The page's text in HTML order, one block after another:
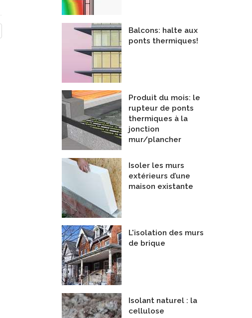
Balcons: halte aux
ponts thermiques!
Produit du mois: le
rupteur de ponts
thermiques à la
jonction
mur/plancher
Isoler les murs
extérieurs d’une
maison existante
L'isolation des murs
de brique
Isolant naturel : la
cellulose